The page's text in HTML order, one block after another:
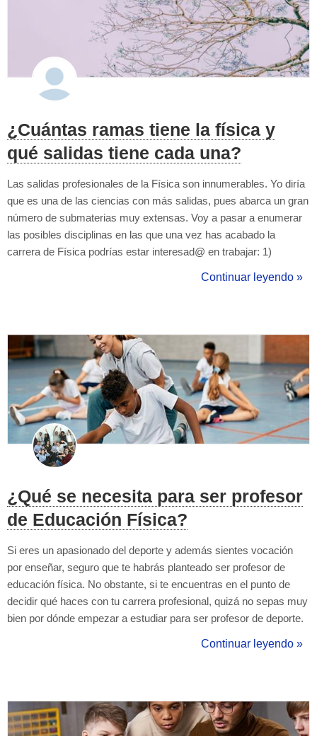
¿Cuántas ramas tiene la física y
qué salidas tiene cada una?
Las salidas profesionales de la Física son innumerables. Yo diría
que es una de las ciencias con más salidas, pues abarca un gran
número de submaterias muy extensas. Voy a pasar a enumerar
las posibles disciplinas en las que una vez has acabado la
carrera de Física podrías estar interesad@ en trabajar: 1)
trabajo, podrías dedicarte a dar clases de física en secundaria
Continuar leyendo »
¿Qué se necesita para ser profesor
de Educación Física?
Si eres un apasionado del deporte y además sientes vocación
por enseñar, seguro que te habrás planteado ser profesor de
educación física. No obstante, si te encuentras en el punto de
decidir qué haces con tu carrera profesional, quizá no sepas muy
bien por dónde empezar a estudiar para ser profesor de deporte.
artículo te vamos a explicar qué necesitas si quieres dedicarte a
Continuar leyendo »